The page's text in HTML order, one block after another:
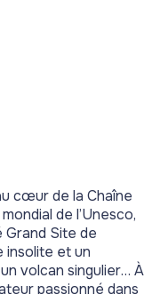
cœur de la Chaîne
de l’Unesco,
Grand Site de
insolite et un
volcan singulier… À
passionné dans